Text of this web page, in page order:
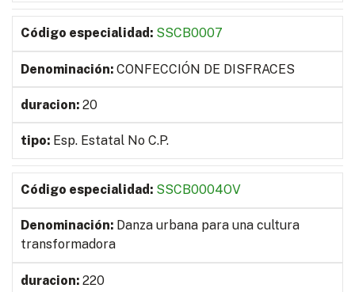
SSCB0007
CONFECCIÓN DE DISFRACES
20
Esp. Estatal No C.P.
SSCB0004OV
Danza urbana para una cultura
transformadora
220